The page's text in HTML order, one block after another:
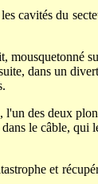
cavités du
dans un
des deux
le câble, qui
et